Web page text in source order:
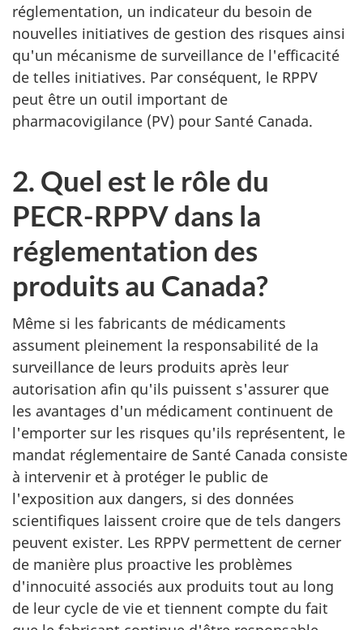
réglementation, un indicateur du besoin de
nouvelles initiatives de gestion des risques ainsi
qu'un mécanisme de surveillance de l'efficacité
de telles initiatives. Par conséquent, le RPPV
peut être un outil important de
pharmacovigilance (PV) pour Santé Canada.
2. Quel est le rôle du
PECR-RPPV dans la
réglementation des
produits au Canada?
Même si les fabricants de médicaments
assument pleinement la responsabilité de la
surveillance de leurs produits après leur
autorisation afin qu'ils puissent s'assurer que
les avantages d'un médicament continuent de
l'emporter sur les risques qu'ils représentent, le
mandat réglementaire de Santé Canada consiste
à intervenir et à protéger le public de
l'exposition aux dangers, si des données
scientifiques laissent croire que de tels dangers
peuvent exister. Les RPPV permettent de cerner
de manière plus proactive les problèmes
d'innocuité associés aux produits tout au long
de leur cycle de vie et tiennent compte du fait